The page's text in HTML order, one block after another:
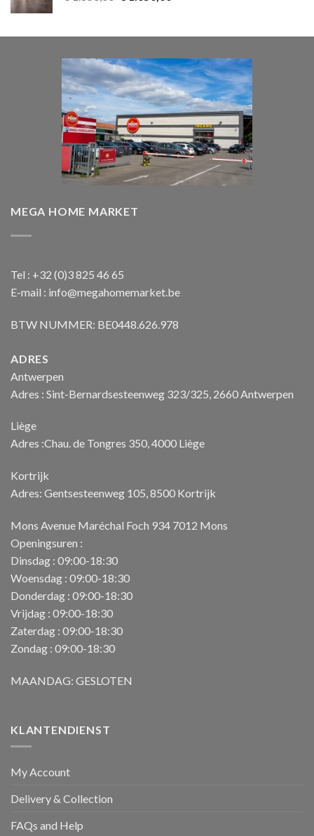
€ 1.850,00.€ 1.650,00.
MEGA HOME MARKET
Tel : +32 (0)3 825 46 65
E-mail : info@megahomemarket.be
BTW NUMMER: BE0448.626.978
ADRES
Antwerpen
Adres : Sint-Bernardsesteenweg 323/325, 2660 Antwerpen
Liège
Adres :Chau. de Tongres 350, 4000 Liège
Kortrijk
Adres: Gentsesteenweg 105, 8500 Kortrijk
Mons Avenue Maréchal Foch 934 7012 Mons
Openingsuren :
Dinsdag : 09:00-18:30
Woensdag : 09:00-18:30
Donderdag : 09:00-18:30
Vrijdag : 09:00-18:30
Zaterdag : 09:00-18:30
Zondag : 09:00-18:30
MAANDAG: GESLOTEN
KLANTENDIENST
My Account
Delivery & Collection
FAQs and Help